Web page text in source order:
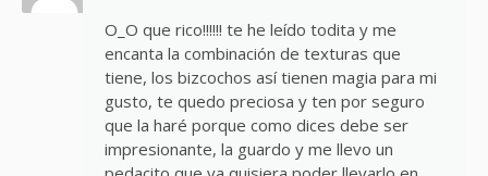
O_O que rico!!!!!! te he leído todita y me
encanta la combinación de texturas que
tiene, los bizcochos así tienen magia para mi
gusto, te quedo preciosa y ten por seguro
que la haré porque como dices debe ser
impresionante, la guardo y me llevo un